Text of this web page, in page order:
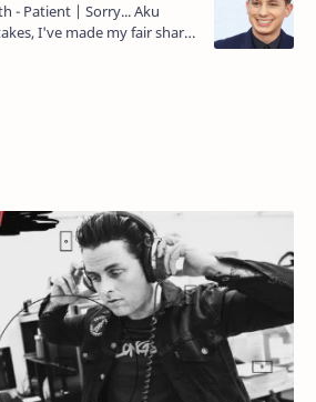
| Sorry... Aku
telah membuat bagian